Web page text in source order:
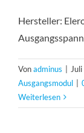
Hersteller:
Vonadminus |
Ausgangsmodul |
Weiterlesen